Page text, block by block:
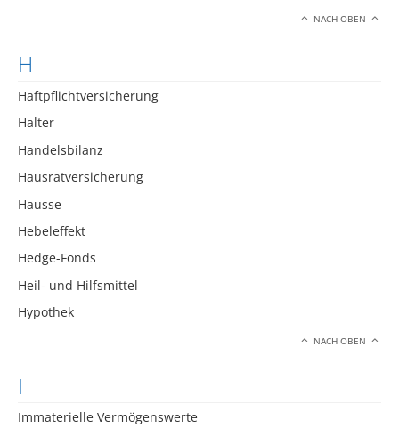
NACH OBEN
H
Haftpflichtversicherung
Halter
Handelsbilanz
Hausratversicherung
Hausse
Hebeleffekt
Hedge-Fonds
Heil- und Hilfsmittel
Hypothek
NACH OBEN
I
Immaterielle Vermögenswerte